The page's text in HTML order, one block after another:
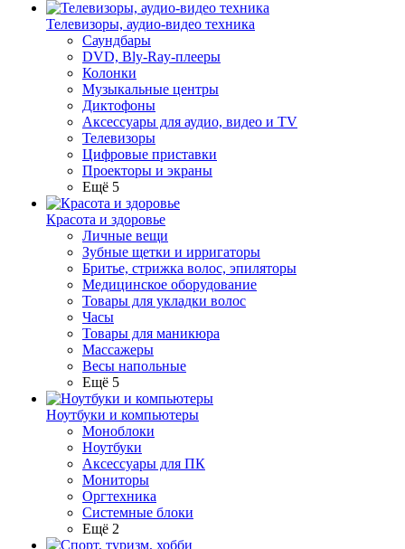
Телевизоры, аудио-видео техника
Саундбары
DVD, Bly-Ray-плееры
Колонки
Музыкальные центры
Диктофоны
Аксессуары для аудио, видео и TV
Телевизоры
Цифровые приставки
Проекторы и экраны
Ещё 5
Красота и здоровье
Личные вещи
Зубные щетки и ирригаторы
Бритье, стрижка волос, эпиляторы
Медицинское оборудование
Товары для укладки волос
Часы
Товары для маникюра
Массажеры
Весы напольные
Ещё 5
Ноутбуки и компьютеры
Моноблоки
Ноутбуки
Аксессуары для ПК
Мониторы
Оргтехника
Системные блоки
Ещё 2